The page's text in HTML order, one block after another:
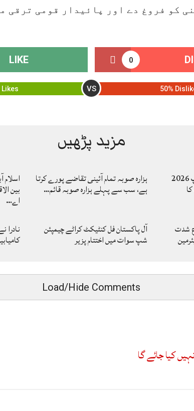
کو فروغ دے اور پائیدار قومی ترقی
LIKE 0
Likes VS 50%
مزید پڑھیں
اسلام
بین
اے…
ہزارہ صوبہ تمام آئینی تقاضے پورے کرتا
ہے، سب سے پہلے ہزارہ صوبہ قائم…
کاوا مینز والی بال چیمپئن شپ 2026
نادرا
آل پاکستان فل کنٹیکٹ کراٹے چیمپئن
شپ سوات میں اختتام پزیر
شدت
Load/Hide Comments
کیا جائے گا